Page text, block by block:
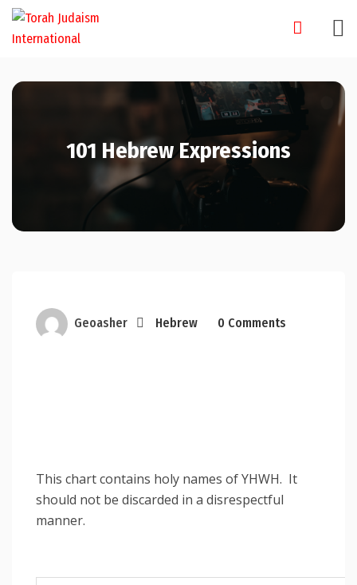
Skip
101 Hebrew Expressions
Geoasher Hebrew 0 Comments
This chart contains holy names of YHWH. It
should not be discarded in a disrespectful
manner.